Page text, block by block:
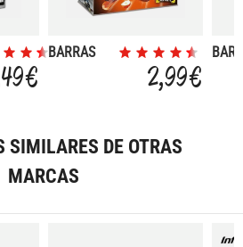
€
BARRAS
2,99 €
SIMILARES DE OTRAS
MARCAS